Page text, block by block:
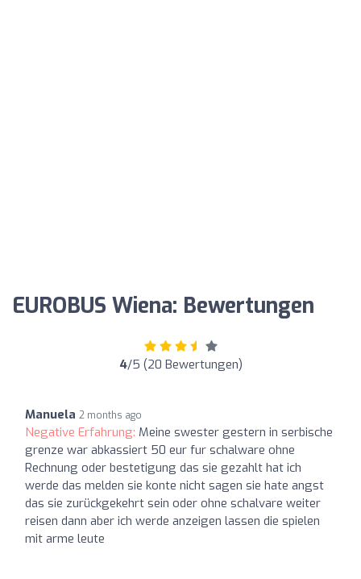
EUROBUS Wiena: Bewertungen
4/5 (20 Bewertungen)
Manuela 2 months ago
Negative Erfahrung: Meine swester gestern in serbische
grenze war abkassiert 50 eur fur schalware ohne
Rechnung oder bestetigung das sie gezahlt hat ich
werde das melden sie konte nicht sagen sie hate angst
das sie zurückgekehrt sein oder ohne schalvare weiter
reisen dann aber ich werde anzeigen lassen die spielen
mit arme leute